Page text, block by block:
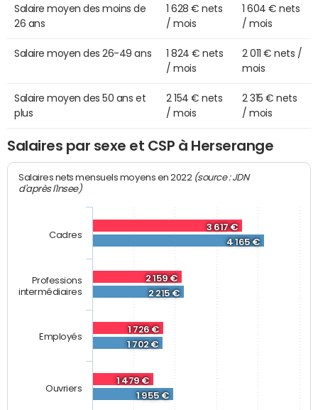
Salaire moyen des moins de
26 ans
1 628 € nets
/ mois
1 604 € nets
/ mois
Salaire moyen des 26-49 ans
1 824 € nets
/ mois
2 011 € nets /
mois
Salaire moyen des 50 ans et
plus
2 154 € nets
/ mois
2 315 € nets
/ mois
Salaires par sexe et CSP à Herserange
Salaires nets mensuels moyens en 2022 (source : JDN
d'après l'Insee)
3 617 €
2 159 €
1 726 €
1 479 €
4 165 €
2 215 €
1 702 €
1 955 €
Cadres
Professions
intermédiaires
Employés
Ouvriers